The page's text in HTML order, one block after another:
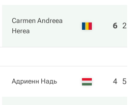
Carmen Andreea
Herea
6 2
Адриенн Надь 4 5